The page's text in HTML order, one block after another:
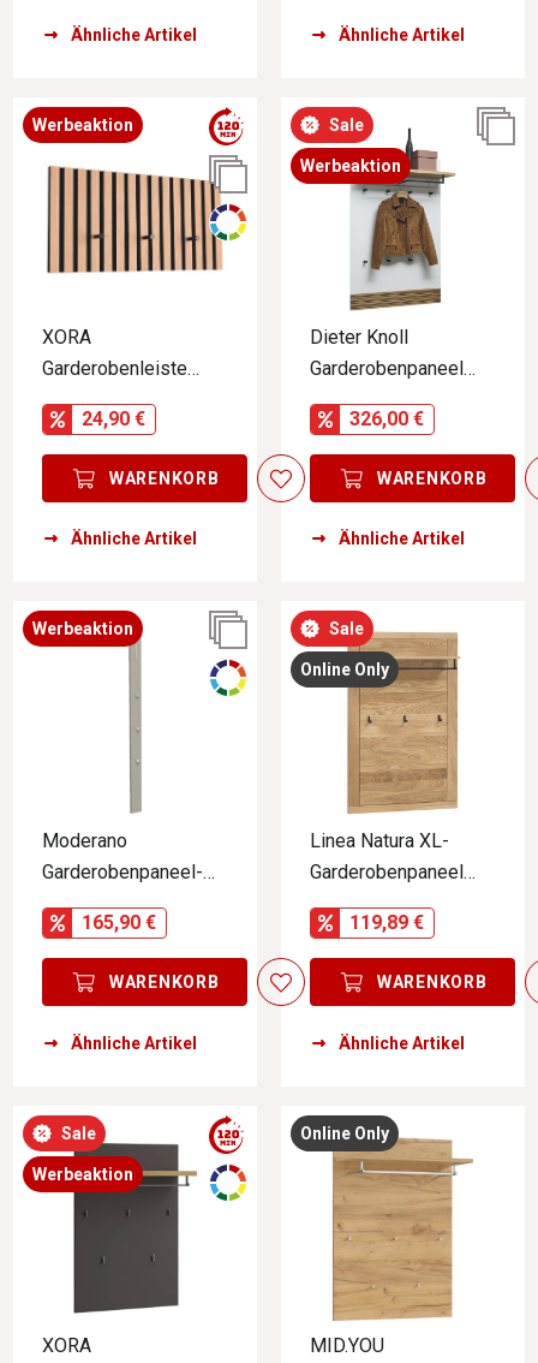
Ähnliche Artikel Ähnliche Artikel
Werbeaktion
XORA
Garderobenleiste
GRACE
24,90 €
WARENKORB
Ähnliche Artikel
Sale
Werbeaktion
Dieter Knoll
Garderobenpaneel
breit ARCO NOVA
326,00 €
WARENKORB
Ähnliche Artikel
Werbeaktion
Moderano
Garderobenpaneel-
Leiste LECCO
165,90 €
WARENKORB
Ähnliche Artikel
Sale
Online Only
Linea Natura XL-
Garderobenpaneel
GRETA
119,89 €
WARENKORB
Ähnliche Artikel
Sale
Werbeaktion
XORA
Online Only
MID.YOU